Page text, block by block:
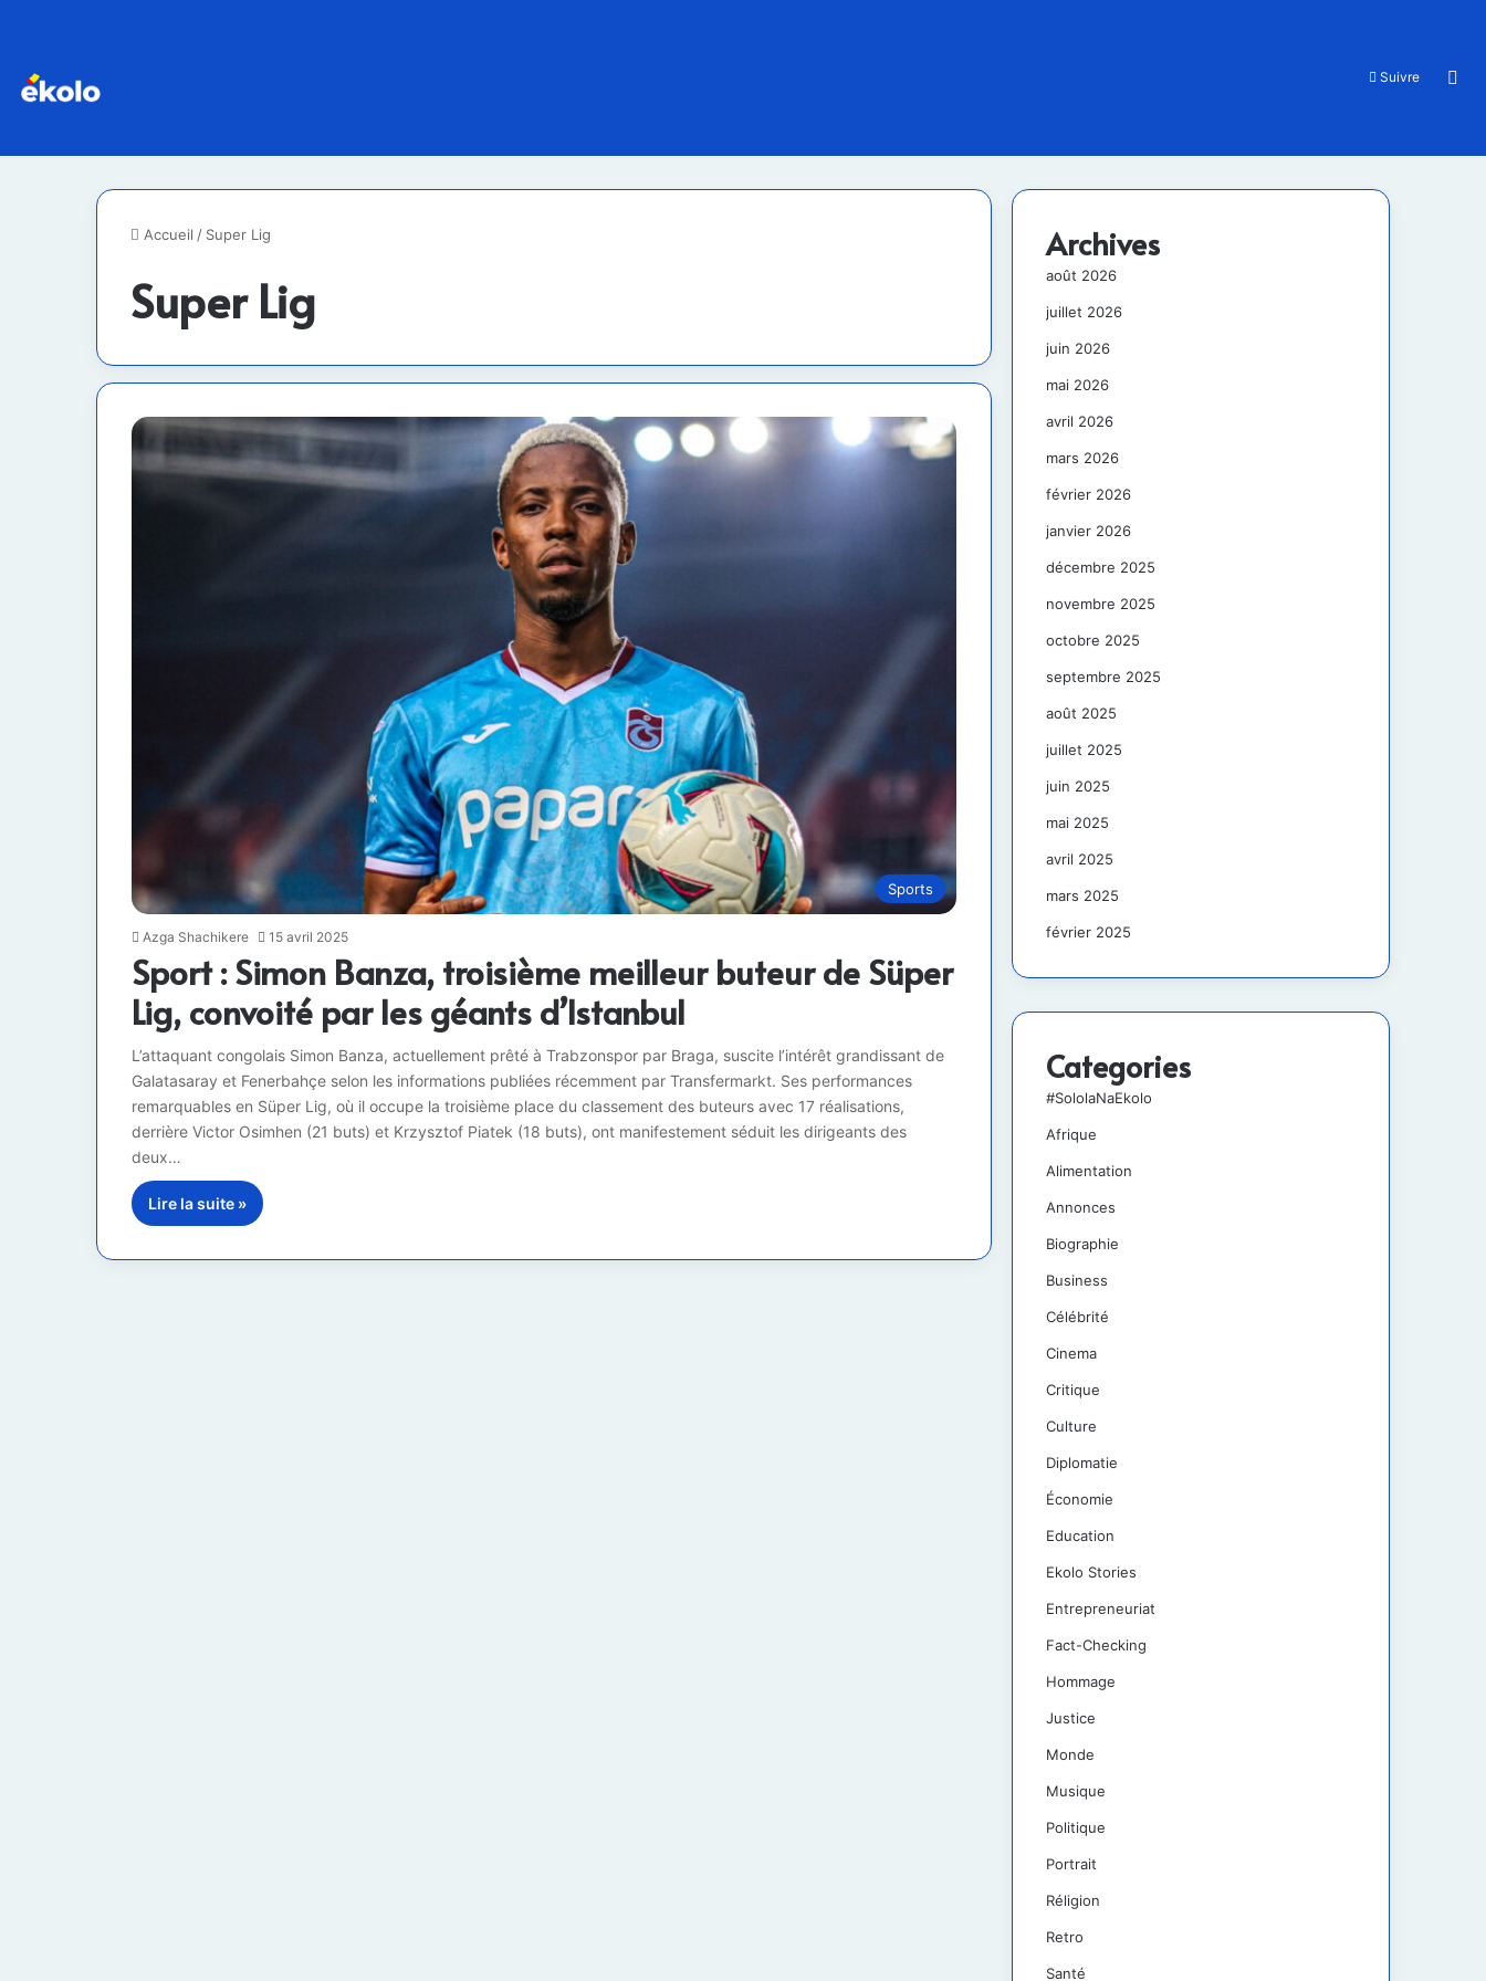
Suivre
Accueil / Super Lig
Super Lig
Sports
Azga Shachikere 15 avril 2025
Sport : Simon Banza, troisième meilleur buteur de Süper
Lig, convoité par les géants d’Istanbul
L’attaquant congolais Simon Banza, actuellement prêté à Trabzonspor par Braga, suscite l’intérêt grandissant de
Galatasaray et Fenerbahçe selon les informations publiées récemment par Transfermarkt. Ses performances
remarquables en Süper Lig, où il occupe la troisième place du classement des buteurs avec 17 réalisations,
derrière Victor Osimhen (21 buts) et Krzysztof Piatek (18 buts), ont manifestement séduit les dirigeants des
deux…
Lire la suite »
Archives
août 2026
juillet 2026
juin 2026
mai 2026
avril 2026
mars 2026
février 2026
janvier 2026
décembre 2025
novembre 2025
octobre 2025
septembre 2025
août 2025
juillet 2025
juin 2025
mai 2025
avril 2025
mars 2025
février 2025
Categories
#SololaNaEkolo
Afrique
Alimentation
Annonces
Biographie
Business
Célébrité
Cinema
Critique
Culture
Diplomatie
Économie
Education
Ekolo Stories
Entrepreneuriat
Fact-Checking
Hommage
Justice
Monde
Musique
Politique
Portrait
Réligion
Retro
Santé